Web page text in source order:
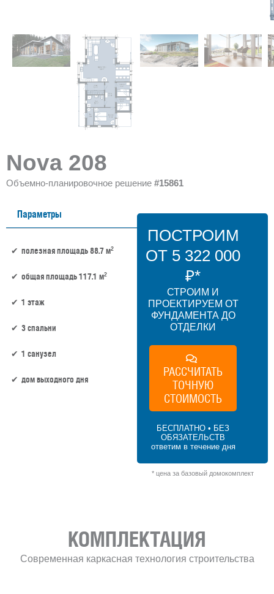
Nova 208
Объемно-планировочное решение #15861
Параметры
полезная площадь 88.7 м2
общая площадь 117.1 м2
1 этаж
3 спальни
1 санузел
дом выходного дня
ПОСТРОИМ
ОТ 5 322 000
₽*
СТРОИМ И
ПРОЕКТИРУЕМ ОТ
ФУНДАМЕНТА ДО
ОТДЕЛКИ
РАССЧИТАТЬ
ТОЧНУЮ
СТОИМОСТЬ
БЕСПЛАТНО • БЕЗ
ОБЯЗАТЕЛЬСТВ
ответим в течение дня
* цена за базовый домокомплект
КОМПЛЕКТАЦИЯ
Современная каркасная технология строительства